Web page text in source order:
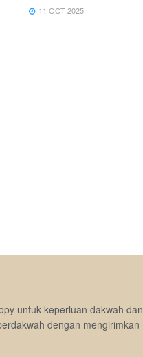
11 OCT 2025
untuk keperluan dakwah dan
dengan mengirimkan